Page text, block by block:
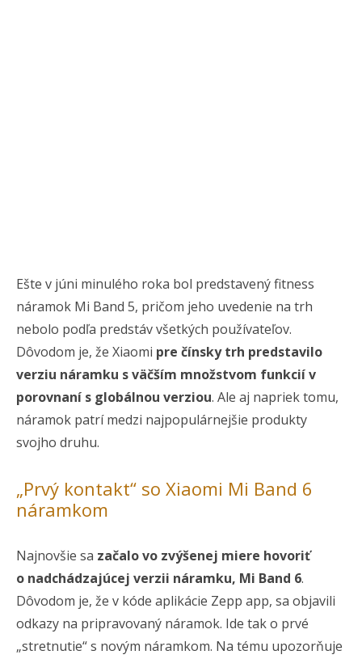
Ešte v júni minulého roka bol predstavený fitness
náramok Mi Band 5, pričom jeho uvedenie na trh
nebolo podľa predstáv všetkých používateľov.
Dôvodom je, že Xiaomi pre čínsky trh predstavilo
verziu náramku s väčším množstvom funkcií v
porovnaní s globálnou verziou. Ale aj napriek tomu,
náramok patrí medzi najpopulárnejšie produkty
svojho druhu.
„Prvý kontakt“ so Xiaomi Mi Band 6
náramkom
Najnovšie sa začalo vo zvýšenej miere hovoriť
o nadchádzajúcej verzii náramku, Mi Band 6.
Dôvodom je, že v kóde aplikácie Zepp app, sa objavili
odkazy na pripravovaný náramok. Ide tak o prvé
„stretnutie“ s novým náramkom. Na tému upozorňuje